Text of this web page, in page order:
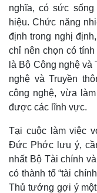
nghĩa, có sức
hiệu. Chức năng
định trong nghị
chỉ nên chọn có tính
là Bộ Công nghệ và
nghệ và Truyền
công nghệ, vừa
được các lĩnh vực.
Tại cuộc làm việc
Đức Phớc lưu ý,
nhất Bộ Tài chính
có thành tố “tài
Thủ tướng gợi ý